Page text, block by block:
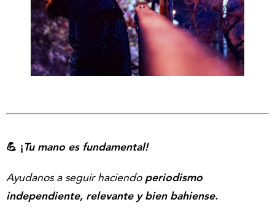
💪 ¡Tu mano es fundamental!
Ayudanos a seguir haciendo periodismo
independiente, relevante y bien bahiense.